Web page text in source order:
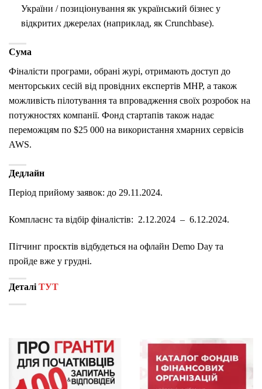
України / позиціонування як український бізнес у
відкритих джерелах (наприклад, як Crunchbase).
Сума
Фіналісти програми, обрані журі, отримають доступ до
менторських сесій від провідних експертів MHP, а також
можливість пілотування та впровадження своїх розробок на
потужностях компанії. Фонд стартапів також надає
переможцям по $25 000 на використання хмарних сервісів
AWS.
Дедлайн
Період прийому заявок: до 29.11.2024.
Комплаєнс та відбір фіналістів: 2.12.2024 – 6.12.2024.
Пітчинг проєктів відбудеться на офлайн Demo Day та
пройде вже у грудні.
Деталі ТУТ